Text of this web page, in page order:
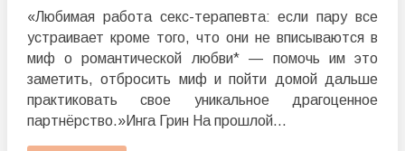
«Любимая работа секс-терапевта: если пару все
устраивает кроме того, что они не вписываются в
миф о романтической любви* — помочь им это
заметить, отбросить миф и пойти домой дальше
практиковать свое уникальное драгоценное
партнёрство.»Инга Грин На прошлой...